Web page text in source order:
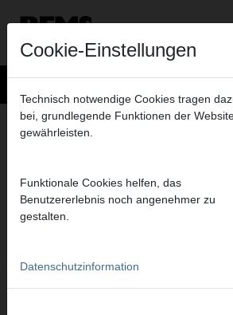
Produkte>Aufweiten, Aushalsen>REMS
> Steckschlüssel-Einsatz 11
Art.-Nr. 074041
Zubehör für REMS Hurrican
Katalogauszug
Cookie-Einstellungen
Technisch notwendige Cookies tragen
bei, grundlegende Funktionen der
gewährleisten.
Funktionale Cookies helfen, das
Benutzererlebnis noch angenehmer zu
gestalten.
Datenschutzinformation